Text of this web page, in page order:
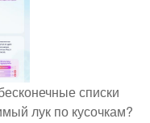
списки
лук по кусочкам?